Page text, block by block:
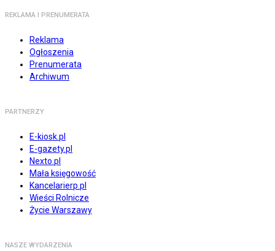
REKLAMA I PRENUMERATA
Reklama
Ogłoszenia
Prenumerata
Archiwum
PARTNERZY
E-kiosk.pl
E-gazety.pl
Nexto.pl
Mała księgowość
Kancelarierp.pl
Wieści Rolnicze
Życie Warszawy
NASZE WYDARZENIA